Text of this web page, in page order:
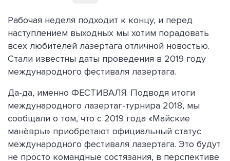
Рабочая неделя подходит к концу, и перед
наступлением выходных мы хотим порадовать
всех любителей лазертага отличной новостью.
Стали известны даты проведения в 2019 году
международного фестиваля лазертага.
Да-да, именно ФЕСТИВАЛЯ. Подводя итоги
международного лазертаг-турнира 2018, мы
сообщали о том, что с 2019 года «Майские
манёвры» приобретают официальный статус
международного фестиваля лазертага. Это будут
не просто командные состязания, в перспективе